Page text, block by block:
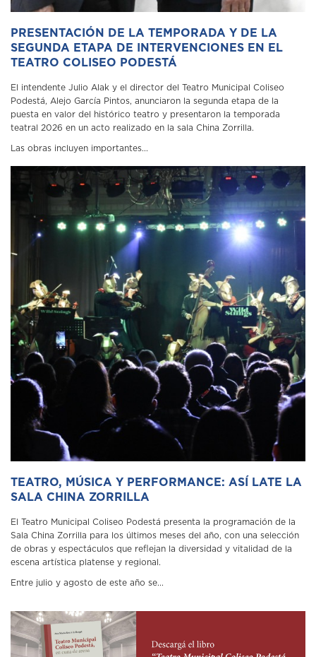
PRESENTACIÓN DE LA TEMPORADA Y DE LA
SEGUNDA ETAPA DE INTERVENCIONES EN EL
TEATRO COLISEO PODESTÁ
El intendente Julio Alak y el director del Teatro Municipal Coliseo
Podestá, Alejo García Pintos, anunciaron la segunda etapa de la
puesta en valor del histórico teatro y presentaron la temporada
teatral 2026 en un acto realizado en la sala China Zorrilla.
Las obras incluyen importantes...
TEATRO, MÚSICA Y PERFORMANCE: ASÍ LATE LA
SALA CHINA ZORRILLA
El Teatro Municipal Coliseo Podestá presenta la programación de la
Sala China Zorrilla para los últimos meses del año, con una selección
de obras y espectáculos que reflejan la diversidad y vitalidad de la
escena artística platense y regional.
Entre julio y agosto de este año se...